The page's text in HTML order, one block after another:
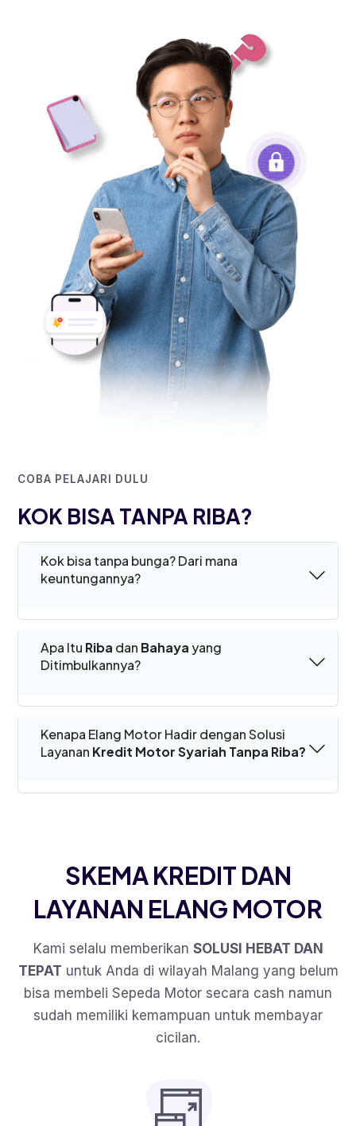
COBA PELAJARI DULU
KOK BISA TANPA RIBA?
Kok bisa tanpa bunga? Dari mana
keuntungannya?
Apa Itu Riba dan Bahayayang
Ditimbulkannya?
Kenapa Elang Motor Hadir dengan Solusi
Layanan
Kredit Motor Syariah Tanpa Riba?
SKEMA KREDIT DAN
LAYANAN ELANG MOTOR
Kami selalu memberikan SOLUSI HEBAT DAN
TEPAT untuk Anda di wilayah Malang yang belum
bisa membeli Sepeda Motor secara cash namun
sudah memiliki kemampuan untuk membayar
cicilan.